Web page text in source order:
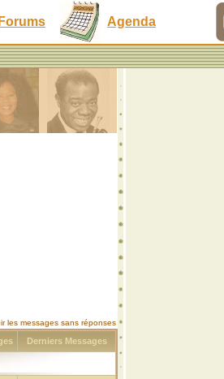
Forums Agenda
les messages sans réponses
Derniers Messages